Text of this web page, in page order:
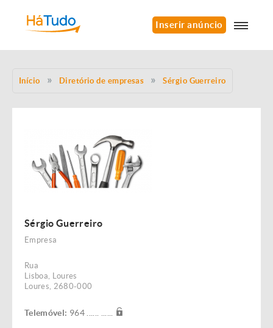
Inserir anúncio
Início Diretório de empresas Sérgio Guerreiro
Sérgio Guerreiro
Empresa
Rua
Lisboa, Loures
Loures, 2680-000
Telemóvel: 964 ...... ......